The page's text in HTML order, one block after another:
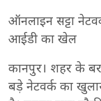
ऑनलाइन सट्टा
आईडी का खेल
कानपुर। शहर के
बड़े नेटवर्क का